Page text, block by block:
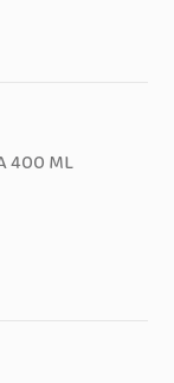
400 ML